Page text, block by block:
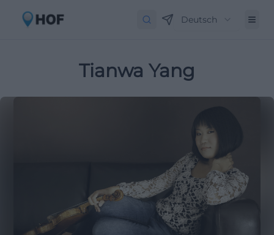
Deutsch
Tianwa Yang